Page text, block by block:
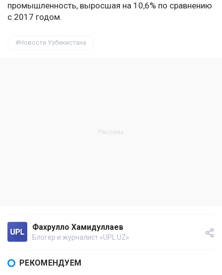
промышленность, выросшая на 10,6% по сравнению
с 2017 годом.
Новости Узбекистана
Фахрулло Хамидуллаев
Блогер и журналист «UPL.UZ»
РЕКОМЕНДУЕМ